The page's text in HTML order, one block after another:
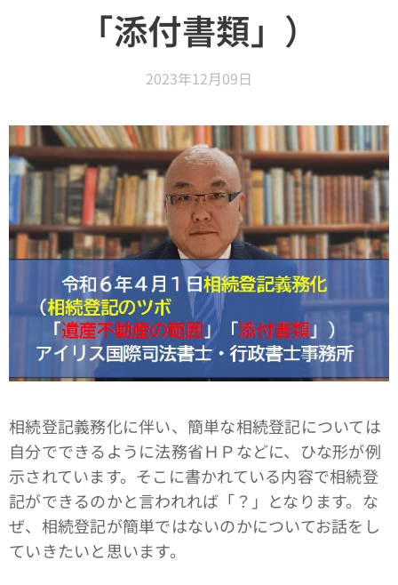
「添付書類」）
2023年12月09日
相続登記義務化に伴い、簡単な相続登記については
自分でできるように法務省ＨＰなどに、ひな形が例
示されています。そこに書かれている内容で相続登
記ができるのかと言われれば「？」となります。な
ぜ、相続登記が簡単ではないのかについてお話をし
ていきたいと思います。